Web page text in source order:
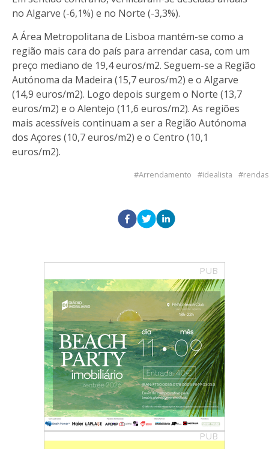
no Algarve (-6,1%) e no Norte (-3,3%).
A Área Metropolitana de Lisboa mantém-se como a
região mais cara do país para arrendar casa, com um
preço mediano de 19,4 euros/m2. Seguem-se a Região
Autónoma da Madeira (15,7 euros/m2) e o Algarve
(14,9 euros/m2). Logo depois surgem o Norte (13,7
euros/m2) e o Alentejo (11,6 euros/m2). As regiões
mais acessíveis continuam a ser a Região Autónoma
dos Açores (10,7 euros/m2) e o Centro (10,1
euros/m2).
Arrendamento idealista rendas
PUB
PUB